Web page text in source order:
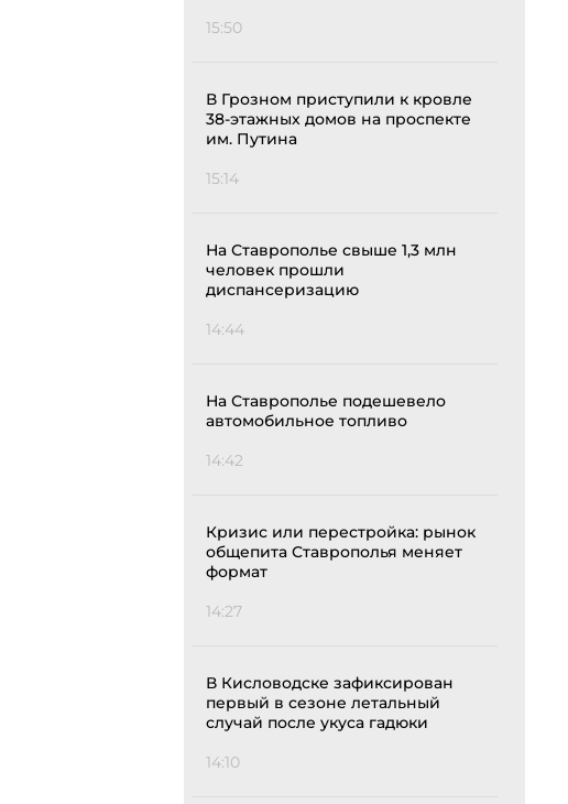
15:50
В Грозном приступили к кровле
38-этажных домов на проспекте
им. Путина
15:14
На Ставрополье свыше 1,3 млн
человек прошли
диспансеризацию
14:44
На Ставрополье подешевело
автомобильное топливо
14:42
Кризис или перестройка: рынок
общепита Ставрополья меняет
формат
14:27
В Кисловодске зафиксирован
первый в сезоне летальный
случай после укуса гадюки
14:10